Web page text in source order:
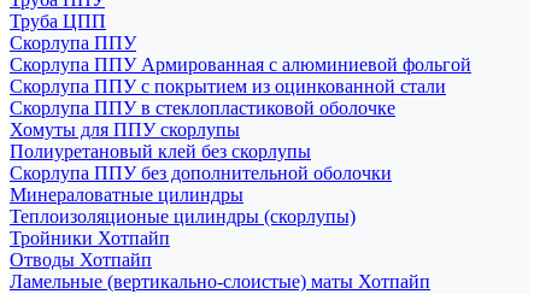
Труба ЦПП
Скорлупа ППУ
Скорлупа ППУ Армированная с алюминиевой фольгой
Скорлупа ППУ с покрытием из оцинкованной стали
Скорлупа ППУ в стеклопластиковой оболочке
Хомуты для ППУ скорлупы
Полиуретановый клей без скорлупы
Скорлупа ППУ без дополнительной оболочки
Минераловатные цилиндры
Теплоизоляционые цилиндры (скорлупы)
Тройники Хотпайп
Отводы Хотпайп
Ламельные (вертикально-слоистые) маты Хотпайп